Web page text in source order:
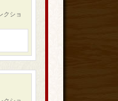
クショ